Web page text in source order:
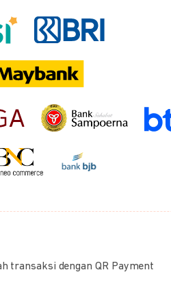
transaksi dengan QR Payment